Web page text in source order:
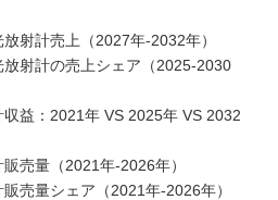
射計売上（2027年-2032年）
放射計の売上シェア（2025-2030
収益：2021年 VS 2025年 VS 2032
売量（2021年-2026年）
売量シェア（2021年-2026年）